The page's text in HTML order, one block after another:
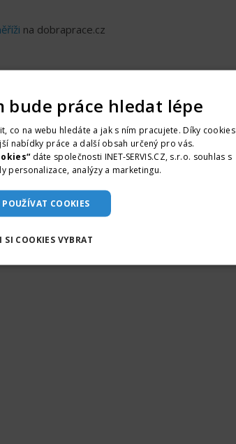
na dobraprace.cz
bude práce hledat lépe
co na webu hledáte a jak s ním pracujete. Díky cookies
nabídky práce a další obsah určený pro vás.
dáte společnosti INET-SERVIS.CZ, s.r.o. souhlas s
personalizace, analýzy a marketingu.
POUŽÍVAT COOKIES
SI COOKIES VYBRAT